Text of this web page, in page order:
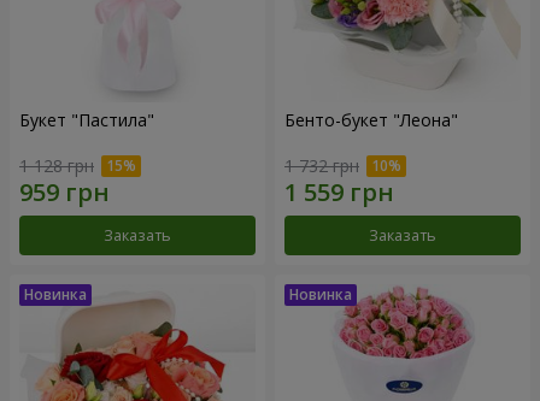
Букет "Пастила"
1 128 грн
Заказать
Бенто-букет "Леона"
1 732 грн
Заказать